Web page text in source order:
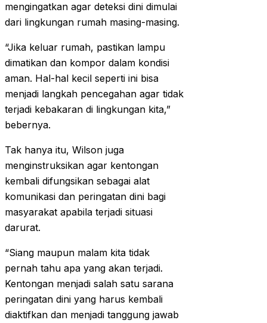
mengingatkan agar deteksi dini dimulai
dari lingkungan rumah masing-masing.‎‎
“Jika keluar rumah, pastikan lampu
dimatikan dan kompor dalam kondisi
aman. Hal-hal kecil seperti ini bisa
menjadi langkah pencegahan agar tidak
terjadi kebakaran di lingkungan kita,”
bebernya.‎‎
Tak hanya itu, Wilson juga
menginstruksikan agar kentongan
kembali difungsikan sebagai alat
komunikasi dan peringatan dini bagi
masyarakat apabila terjadi situasi
darurat.
‎‎“Siang maupun malam kita tidak
pernah tahu apa yang akan terjadi.
Kentongan menjadi salah satu sarana
peringatan dini yang harus kembali
diaktifkan dan menjadi tanggung jawab